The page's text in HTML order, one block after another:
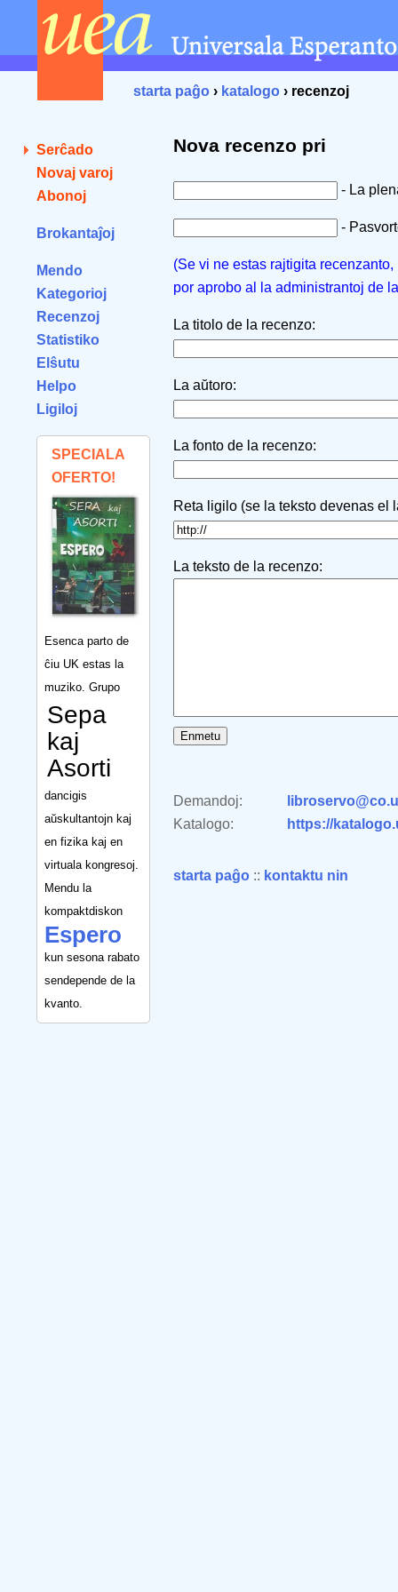
starta paĝo › katalogo › recenzoj
Serĉado
Novaj varoj
Abonoj
Brokantaĵoj
Mendo
Kategorioj
Recenzoj
Statistiko
Elŝutu
Helpo
Ligiloj
SPECIALA
OFERTO!
Esenca parto de
ĉiu UK estas la
muziko. Grupo
Sepa
kaj
Asorti
dancigis
aŭskultantojn kaj
en fizika kaj en
virtuala kongresoj.
Mendu la
kompaktdiskon
Espero
kun sesona rabato
sendepende de la
kvanto.
Nova recenzo pri
- La
-
(Se vi ne estas rajtigita
por aprobo al la administrantoj de
La titolo de la recenzo:
La aŭtoro:
La fonto de la recenzo:
Reta ligilo (se la teksto devenas el
La teksto de la recenzo:
Demandoj:
Katalogo:
https://
starta paĝo :: kontaktu nin